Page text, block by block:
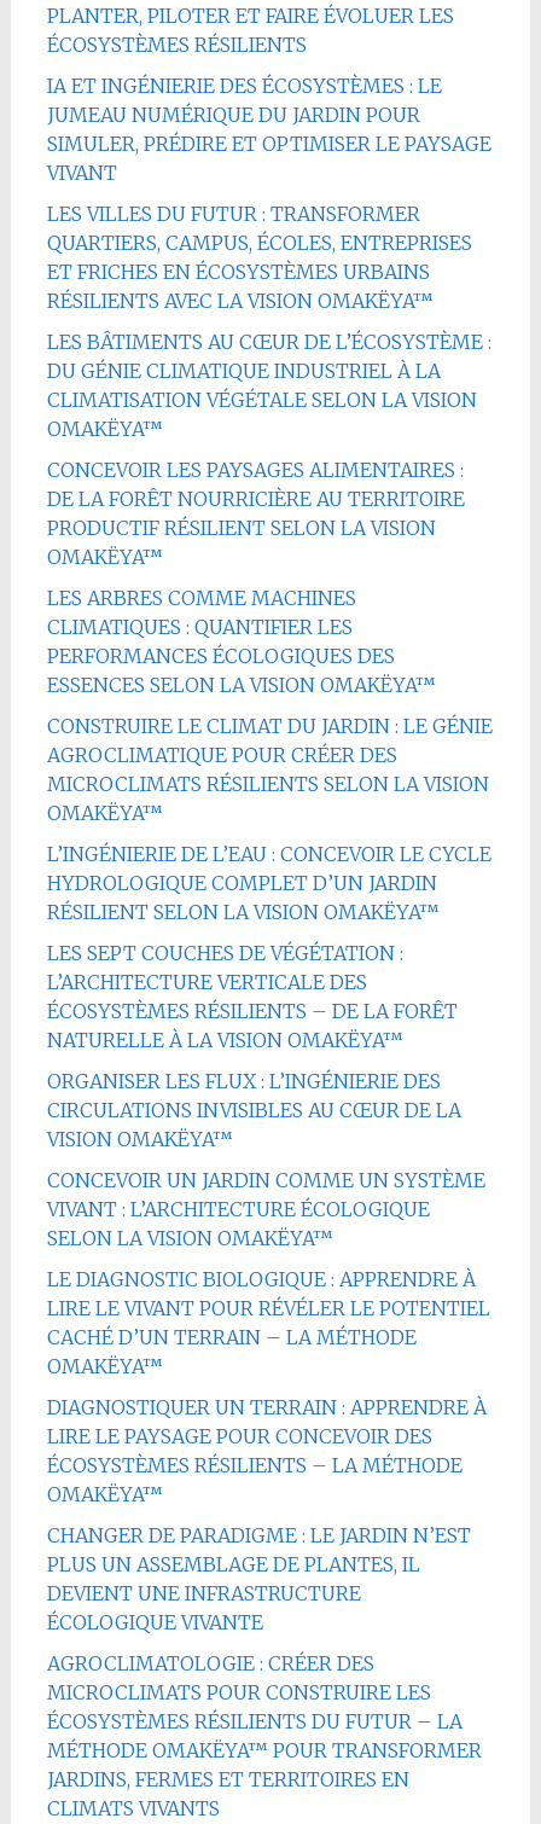
PLANTER, PILOTER ET FAIRE ÉVOLUER LES
ÉCOSYSTÈMES RÉSILIENTS
IA ET INGÉNIERIE DES ÉCOSYSTÈMES : LE
JUMEAU NUMÉRIQUE DU JARDIN POUR
SIMULER, PRÉDIRE ET OPTIMISER LE PAYSAGE
VIVANT
LES VILLES DU FUTUR : TRANSFORMER
QUARTIERS, CAMPUS, ÉCOLES, ENTREPRISES
ET FRICHES EN ÉCOSYSTÈMES URBAINS
RÉSILIENTS AVEC LA VISION OMAKËYA™
LES BÂTIMENTS AU CŒUR DE L’ÉCOSYSTÈME :
DU GÉNIE CLIMATIQUE INDUSTRIEL À LA
CLIMATISATION VÉGÉTALE SELON LA VISION
OMAKËYA™
CONCEVOIR LES PAYSAGES ALIMENTAIRES :
DE LA FORÊT NOURRICIÈRE AU TERRITOIRE
PRODUCTIF RÉSILIENT SELON LA VISION
OMAKËYA™
LES ARBRES COMME MACHINES
CLIMATIQUES : QUANTIFIER LES
PERFORMANCES ÉCOLOGIQUES DES
ESSENCES SELON LA VISION OMAKËYA™
CONSTRUIRE LE CLIMAT DU JARDIN : LE GÉNIE
AGROCLIMATIQUE POUR CRÉER DES
MICROCLIMATS RÉSILIENTS SELON LA VISION
OMAKËYA™
L’INGÉNIERIE DE L’EAU : CONCEVOIR LE CYCLE
HYDROLOGIQUE COMPLET D’UN JARDIN
RÉSILIENT SELON LA VISION OMAKËYA™
LES SEPT COUCHES DE VÉGÉTATION :
L’ARCHITECTURE VERTICALE DES
ÉCOSYSTÈMES RÉSILIENTS – DE LA FORÊT
NATURELLE À LA VISION OMAKËYA™
ORGANISER LES FLUX : L’INGÉNIERIE DES
CIRCULATIONS INVISIBLES AU CŒUR DE LA
VISION OMAKËYA™
CONCEVOIR UN JARDIN COMME UN SYSTÈME
VIVANT : L’ARCHITECTURE ÉCOLOGIQUE
SELON LA VISION OMAKËYA™
LE DIAGNOSTIC BIOLOGIQUE : APPRENDRE À
LIRE LE VIVANT POUR RÉVÉLER LE POTENTIEL
CACHÉ D’UN TERRAIN – LA MÉTHODE
OMAKËYA™
DIAGNOSTIQUER UN TERRAIN : APPRENDRE À
LIRE LE PAYSAGE POUR CONCEVOIR DES
ÉCOSYSTÈMES RÉSILIENTS – LA MÉTHODE
OMAKËYA™
CHANGER DE PARADIGME : LE JARDIN N’EST
PLUS UN ASSEMBLAGE DE PLANTES, IL
DEVIENT UNE INFRASTRUCTURE
ÉCOLOGIQUE VIVANTE
AGROCLIMATOLOGIE : CRÉER DES
MICROCLIMATS POUR CONSTRUIRE LES
ÉCOSYSTÈMES RÉSILIENTS DU FUTUR – LA
MÉTHODE OMAKËYA™ POUR TRANSFORMER
JARDINS, FERMES ET TERRITOIRES EN
CLIMATS VIVANTS